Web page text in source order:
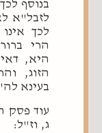
בנוסף
לזבל"א
לכך
הרי
היא,
הזוג,
בעינא
עוד פסק
ג, וז"ל: